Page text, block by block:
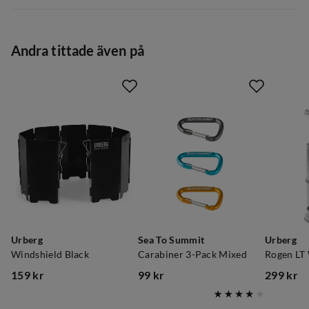
5.0
Niklas Eriksson 4 år sedan
Allt funkade bra!
Verified by Trustvoice
Andra tittade även på
Urberg
Windshield Black
159 kr
Sea To Summit
Carabiner 3-Pack Mixed
99 kr
Urberg
299 kr